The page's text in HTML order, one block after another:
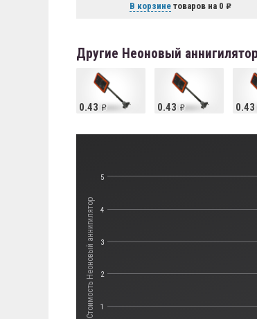
В корзинетоваров на 0
Другие Неоновый
0.43 0.43 0.43
Стоимость Неоновый аннигилятор 1
2
3
4
5